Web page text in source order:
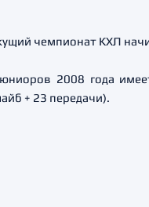
чемпионат КХЛ
2008 года
+ 23 передачи).